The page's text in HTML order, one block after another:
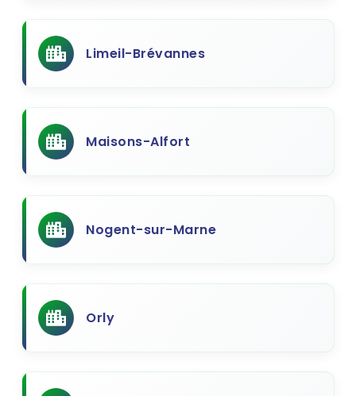
Limeil-Brévannes
Maisons-Alfort
Nogent-sur-Marne
Orly